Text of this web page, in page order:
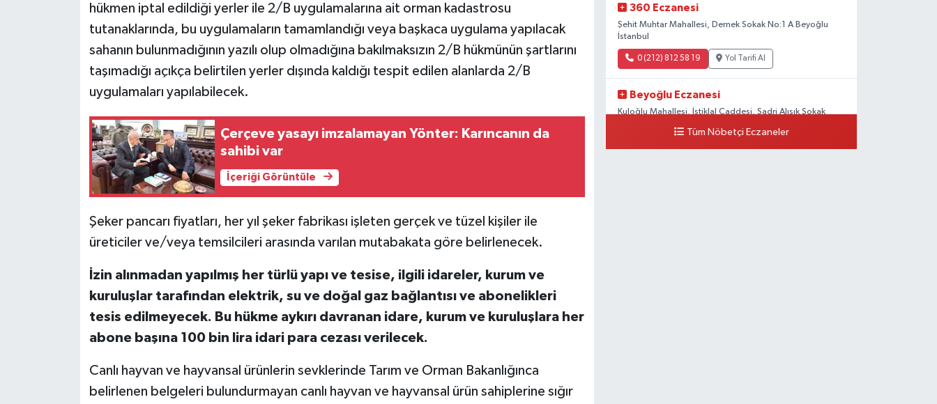
hükmen iptal edildiği yerler ile 2/B uygulamalarına ait orman kadastrosu
tutanaklarında, bu uygulamaların tamamlandığı veya başkaca uygulama yapılacak
sahanın bulunmadığının yazılı olup olmadığına bakılmaksızın 2/B hükmünün şartlarını
taşımadığı açıkça belirtilen yerler dışında kaldığı tespit edilen alanlarda 2/B
uygulamaları yapılabilecek.
Çerçeve yasayı imzalamayan Yönter: Karıncanın da
sahibi var
İçeriği Görüntüle
Şeker pancarı fiyatları, her yıl şeker fabrikası işleten gerçek ve tüzel kişiler ile
üreticiler ve/veya temsilcileri arasında varılan mutabakata göre belirlenecek.
İzin alınmadan yapılmış her türlü yapı ve tesise, ilgili idareler, kurum ve
kuruluşlar tarafından elektrik, su ve doğal gaz bağlantısı ve abonelikleri
tesis edilmeyecek. Bu hükme aykırı davranan idare, kurum ve kuruluşlara her
abone başına 100 bin lira idari para cezası verilecek.
Canlı hayvan ve hayvansal ürünlerin sevklerinde Tarım ve Orman Bakanlığınca
belirlenen belgeleri bulundurmayan canlı hayvan ve hayvansal ürün sahiplerine sığır
360 Eczanesi
Şehit Muhtar Mahallesi, Dernek Sokak No:1 A Beyoğlu
İstanbul
0 (212) 812 58 19 Yol Tarifi Al
Beyoğlu Eczanesi
Kuloğlu Mahallesi, İstiklal Caddesi, Sadri Alışık Sokak
Tüm Nöbetçi Eczaneler